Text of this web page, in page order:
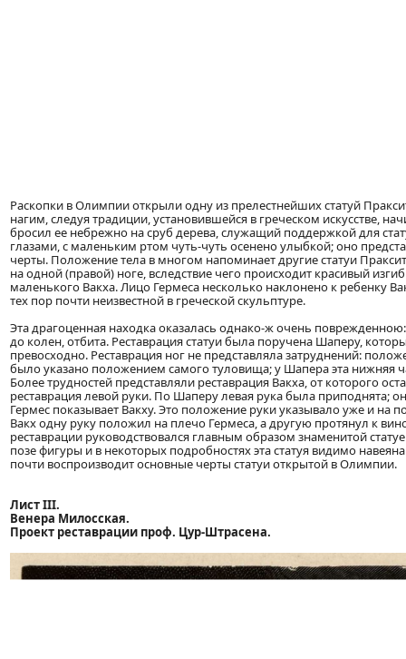
Раскопки в Олимпии открыли одну из прелестнейших статуй
нагим, следуя традиции, установившейся в греческом искусстве,
бросил ее небрежно на сруб дерева, служащий поддержкой для
глазами, с маленьким ртом чуть-чуть осенено улыбкой; оно
черты. Положение тела в многом напоминает другие статуи
на одной (правой) ноге, вследствие чего происходит красивый
маленького Вакха. Лицо Гермеса несколько наклонено к ребенку
тех пор почти неизвестной в греческой скульптуре.
Эта драгоценная находка оказалась однако-ж очень
до колен, отбита. Реставрация статуи была поручена Шаперу,
превосходно. Реставрация ног не представляла затруднений:
было указано положением самого туловища; у Шапера эта нижняя
Более трудностей представляли реставрация Вакха, от которого
реставрация левой руки. По Шаперу левая рука была приподнята;
Гермес показывает Вакху. Это положение руки указывало уже и на
Вакх одну руку положил на плечо Гермеса, а другую протянул к
реставрации руководствовался главным образом знаменитой
позе фигуры и в некоторых подробностях эта статуя видимо
почти воспроизводит основные черты статуи открытой в Олимпии.
Лист III.
Венера Милосская.
Проект реставрации проф. Цур-Штрасена.